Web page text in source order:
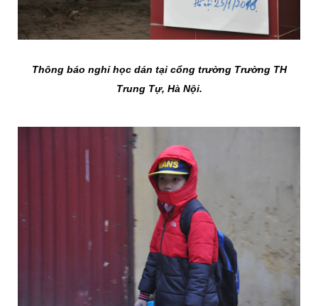
Thông báo nghỉ học dán tại cổng trường Trường TH
Trung Tự, Hà Nội.